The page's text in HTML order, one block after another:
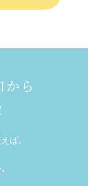
から
ば､